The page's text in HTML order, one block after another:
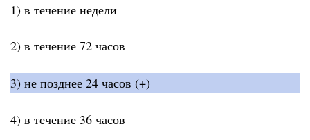
1) в течение недели
2) в течение 72 часов
3) не позднее 24 часов (+)
4) в течение 36 часов